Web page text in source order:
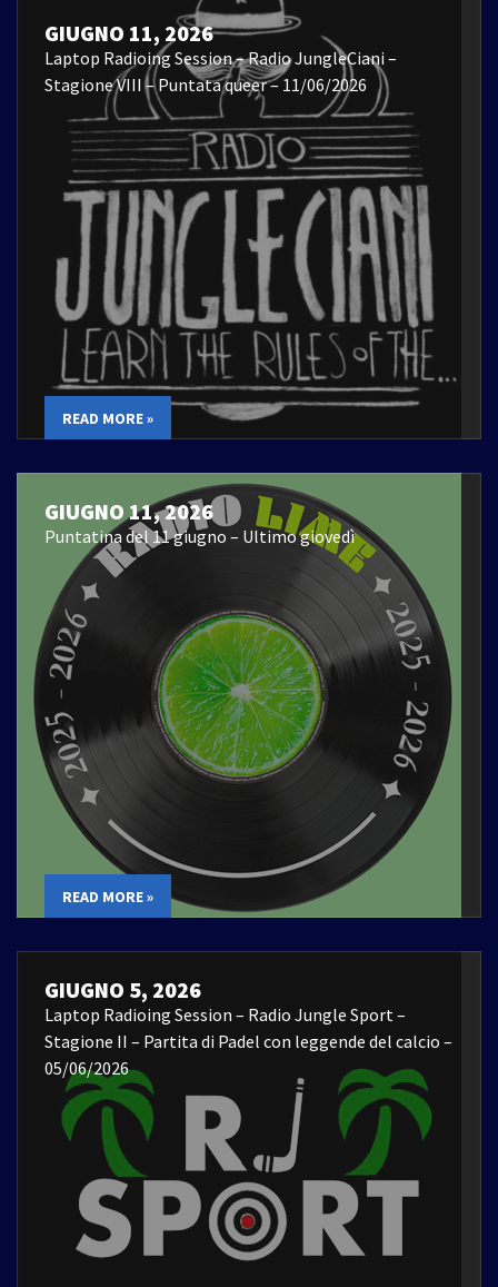
GIUGNO 11, 2026
Laptop Radioing Session – Radio JungleCiani –
Stagione VIII – Puntata queer – 11/06/2026
READ MORE »
GIUGNO 11, 2026
Puntatina del 11 giugno – Ultimo giovedì
READ MORE »
GIUGNO 5, 2026
Laptop Radioing Session – Radio Jungle Sport –
Stagione II – Partita di Padel con leggende del calcio –
05/06/2026